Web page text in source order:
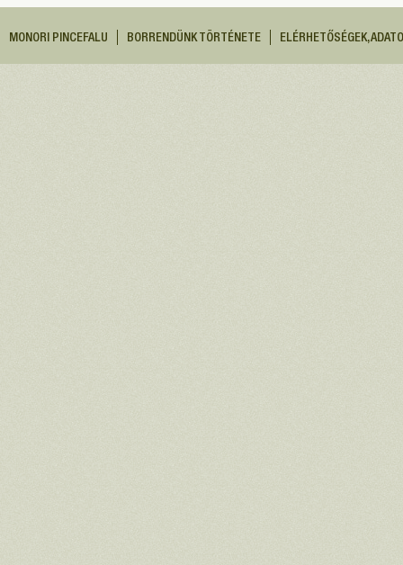
MONORI PINCEFALU BORRENDÜNK TÖRTÉNETE ELÉRHETŐSÉGEK,